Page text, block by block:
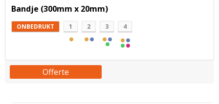
Bandje (300mm x 20mm)
ONBEDRUKT 1 2 3 4
Offerte